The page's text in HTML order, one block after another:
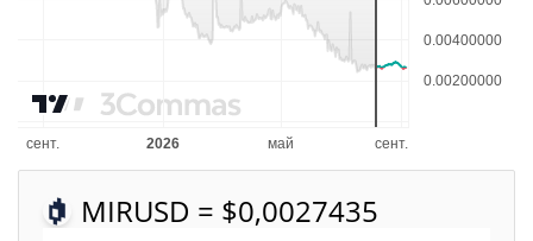
MIRUSD = $0,0027435